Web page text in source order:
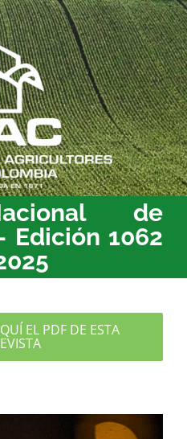
de
1062
EL PDF DE ESTA